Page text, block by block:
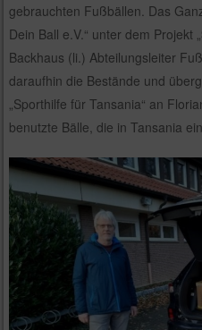
gebrauchten Fußbällen. Das
Dein Ball e.V.“ unter dem Projekt „
Backhaus (li.) Abteilungsleiter
daraufhin die Bestände und
„Sporthilfe für Tansania“ an
benutzte Bälle, die in Tansania